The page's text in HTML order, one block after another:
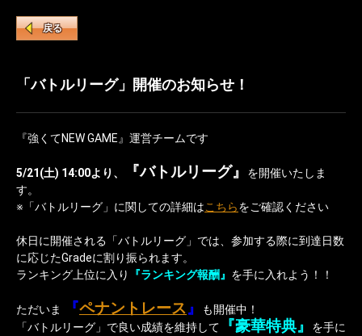
戻る
「バトルリーグ」開催のお知らせ！
『強くてNEW GAME』運営チームです
5/21(土) 14:00より、 『バトルリーグ』
を開催いたしま
す。
※「バトルリーグ」に関しての詳細はこちらをご確認ください
休日に開催される「バトルリーグ」では、参加する際に到達日数
に応じたGradeに割り振られます。
ランキング上位に入り
『ランキング報酬』 を手に入れよう！！
ただいま 『ペナントレース』
も開催中！
「バトルリーグ」で良い成績を維持して
『豪華特典』
を手に